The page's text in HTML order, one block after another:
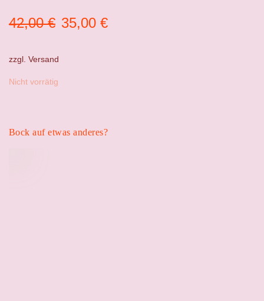
zzgl. Versand
42,00€ Ursprünglicher
35,00 €
Nicht vorrätig
Bock auf etwas anderes?